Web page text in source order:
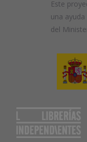
Este
una
del